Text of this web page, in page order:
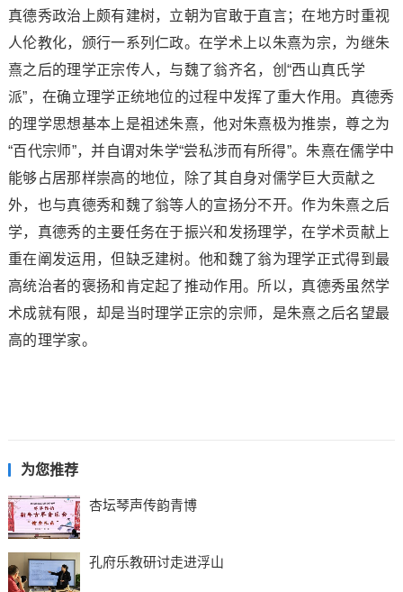
真德秀政治上颇有建树，立朝为官敢于直言；在地方时重视
人伦教化，颁行一系列仁政。在学术上以朱熹为宗，为继朱
熹之后的理学正宗传人，与魏了翁齐名，创“西山真氏学
派”，在确立理学正统地位的过程中发挥了重大作用。真德秀
的理学思想基本上是祖述朱熹，他对朱熹极为推崇，尊之为
“百代宗师”，并自谓对朱学“尝私涉而有所得”。朱熹在儒学中
能够占居那样崇高的地位，除了其自身对儒学巨大贡献之
外，也与真德秀和魏了翁等人的宣扬分不开。作为朱熹之后
学，真德秀的主要任务在于振兴和发扬理学，在学术贡献上
重在阐发运用，但缺乏建树。他和魏了翁为理学正式得到最
高统治者的褒扬和肯定起了推动作用。所以，真德秀虽然学
术成就有限，却是当时理学正宗的宗师，是朱熹之后名望最
高的理学家。
为您推荐
杏坛琴声传韵青博
孔府乐教研讨走进浮山